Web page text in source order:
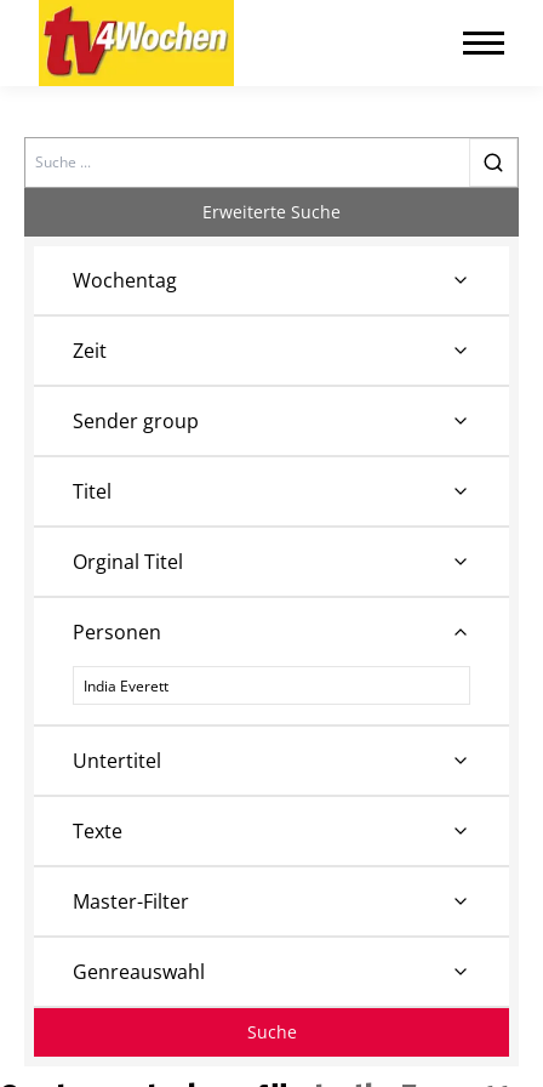
Search
Erweiterte Suche
Wochentag
Zeit
Sender group
Titel
Orginal Titel
Personen
Personen
Untertitel
Texte
Master-Filter
Genreauswahl
Suche